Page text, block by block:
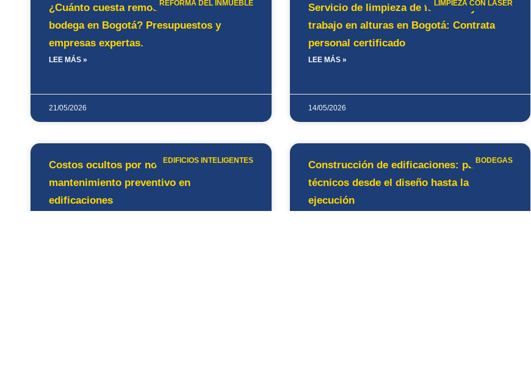
REFORMA DEL INMUEBLE
¿Cuánto cuesta remodelar una oficina o
bodega en Bogotá? Presupuestos y
empresas expertas.
LEE MÁS »
21/05/2026
LIMPIEZA CON LÁSER
Servicio de limpieza de fachadas y
trabajo en alturas en Bogotá: Contrata
personal certificado
LEE MÁS »
14/05/2026
EDIFICIOS INTELIGENTES
Costos ocultos por no hacer
mantenimiento preventivo en
edificaciones
BODEGAS
Construcción de edificaciones: pasos
técnicos desde el diseño hasta la
ejecución